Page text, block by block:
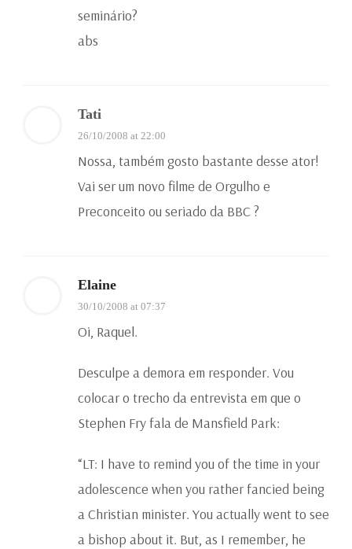
seminário?
abs
Tati
26/10/2008 at 22:00
Nossa, também gosto bastante desse ator!
Vai ser um novo filme de Orgulho e
Preconceito ou seriado da BBC ?
Elaine
30/10/2008 at 07:37
Oi, Raquel.
Desculpe a demora em responder. Vou
colocar o trecho da entrevista em que o
Stephen Fry fala de Mansfield Park:
“LT: I have to remind you of the time in your
adolescence when you rather fancied being
a Christian minister. You actually went to see
a bishop about it. But, as I remember, he